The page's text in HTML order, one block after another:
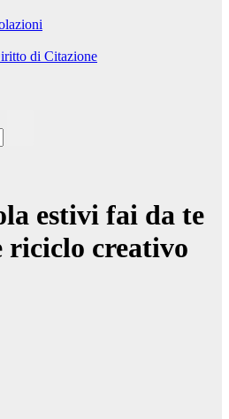
di Citazione
estivi fai da te
riciclo creativo